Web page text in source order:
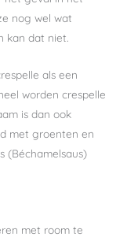
nog wel wat
kan dat niet.
als een
worden crespelle
is dan ook
met groenten en
(Béchamelsaus)
met room te